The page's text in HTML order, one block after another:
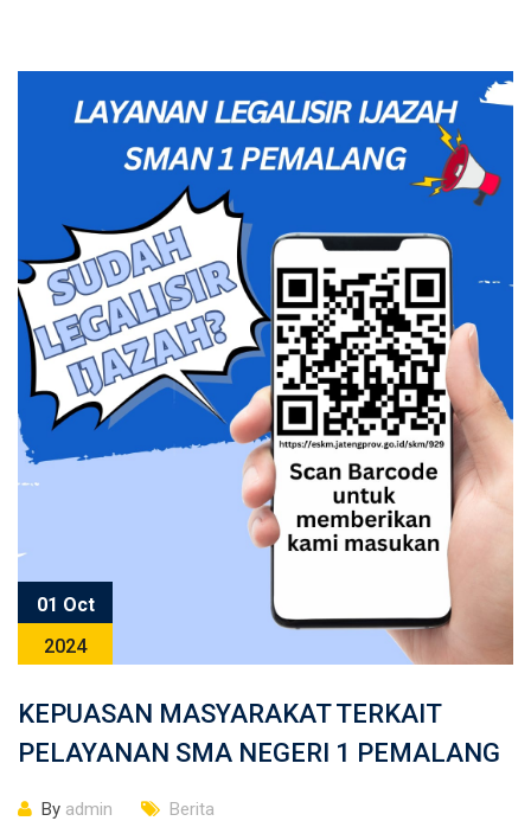
01 Oct
2024
KEPUASAN MASYARAKAT TERKAIT
PELAYANAN SMA NEGERI 1 PEMALANG
By admin Berita